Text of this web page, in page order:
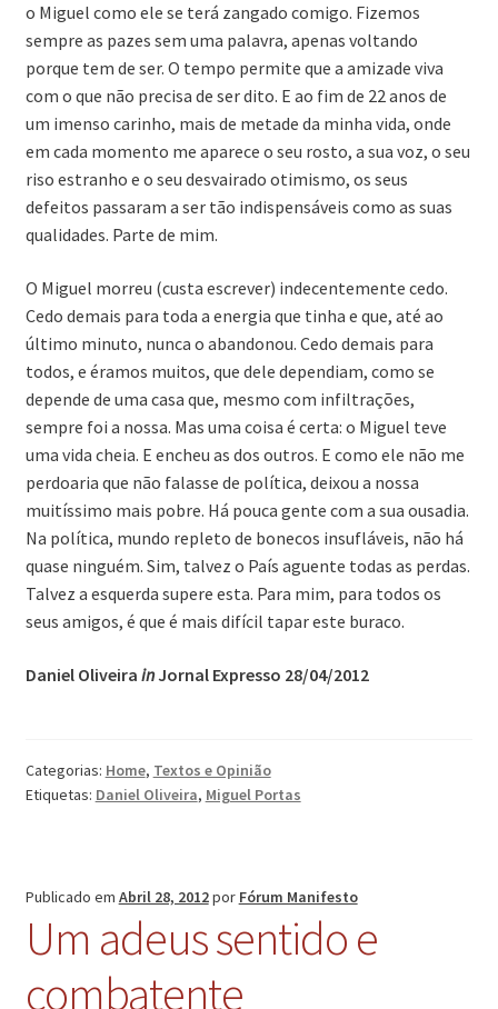
o Miguel como ele se terá zangado comigo. Fizemos
sempre as pazes sem uma palavra, apenas voltando
porque tem de ser. O tempo permite que a amizade viva
com o que não precisa de ser dito. E ao fim de 22 anos de
um imenso carinho, mais de metade da minha vida, onde
em cada momento me aparece o seu rosto, a sua voz, o seu
riso estranho e o seu desvairado otimismo, os seus
defeitos passaram a ser tão indispensáveis como as suas
qualidades. Parte de mim.
O Miguel morreu (custa escrever) indecentemente cedo.
Cedo demais para toda a energia que tinha e que, até ao
último minuto, nunca o abandonou. Cedo demais para
todos, e éramos muitos, que dele dependiam, como se
depende de uma casa que, mesmo com infiltrações,
sempre foi a nossa. Mas uma coisa é certa: o Miguel teve
uma vida cheia. E encheu as dos outros. E como ele não me
perdoaria que não falasse de política, deixou a nossa
muitíssimo mais pobre. Há pouca gente com a sua ousadia.
Na política, mundo repleto de bonecos insufláveis, não há
quase ninguém. Sim, talvez o País aguente todas as perdas.
Talvez a esquerda supere esta. Para mim, para todos os
seus amigos, é que é mais difícil tapar este buraco.
Daniel Oliveira inJornal Expresso 28/04/2012
Categorias: Home, Textos e Opinião
Etiquetas: Daniel Oliveira, Miguel Portas
Publicado em Abril 28, 2012por Fórum Manifesto
Um adeus sentido e
combatente